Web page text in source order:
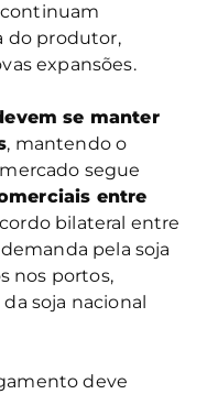
do produtor,
expansões.
se manter
, mantendo o
segue
entre
bilateral entre
pela soja
nos portos,
soja nacional
deve